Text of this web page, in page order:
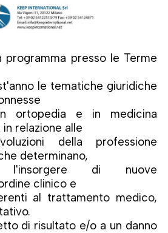
programma presso le Terme
le tematiche giuridiche
ortopedia e in medicina
relazione alle
della professione
determinano,
l'insorgere di nuove
clinico e
al trattamento medico,
di risultato e/o a un danno